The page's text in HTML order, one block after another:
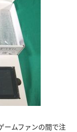
ムファンの間で注